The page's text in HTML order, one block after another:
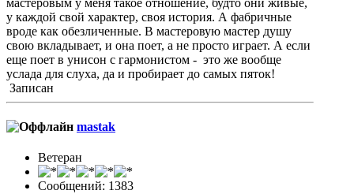
у каждой свой характер, своя история. А фабричные
вроде как обезличенные. В мастеровую мастер душу
свою вкладывает, и она поет, а не просто играет. А если
еще поет в унисон с гармонистом - это же вообще
услада для слуха, да и пробирает до самых пяток!
Записан
mastak
Ветеран
Сообщений: 1383